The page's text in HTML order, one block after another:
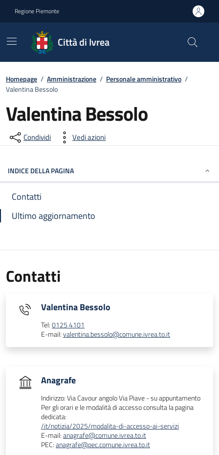
Regione Piemonte
Città di Ivrea
Homepage / Amministrazione / Personale amministrativo /
Valentina Bessolo
Valentina Bessolo
Condividi Vedi azioni
INDICE DELLA PAGINA
Contatti
Ultimo aggiornamento
Contatti
Valentina Bessolo
Tel:0125 4101
E-mail:valentina.bessolo@comune.ivrea.to.it
Anagrafe
Indirizzo: Via Cavour angolo Via Piave - su appuntamento
Per gli orari e le modalità di accesso consulta la pagina
dedicata:
/it/notizia/2025/modalita-di-accesso-ai-servizi
E-mail:anagrafe@comune.ivrea.to.it
PEC:anagrafe@pec.comune.ivrea.to.it